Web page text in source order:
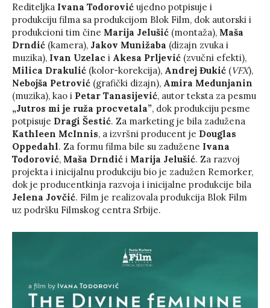
Rediteljka Ivana Todorović ujedno potpisuje i
produkciju filma sa produkcijom Blok Film, dok autorski i
produkcioni tim čine Marija Jelušić (montaža), Maša
Drndić (kamera), Jakov Munižaba (dizajn zvuka i
muzika), Ivan Uzelac i Akesa Prljević (zvučni efekti),
Milica Drakulić (kolor-korekcija), Andrej Đukić (VFX),
Nebojša Petrović (grafički dizajn), Amira Medunjanin
(muzika), kao i Petar Tanasijević, autor teksta za pesmu
„Jutros mi je ruža procvetala”, dok produkciju pesme
potpisuje Dragi Šestić. Za marketing je bila zadužena
Kathleen McInnis, a izvršni producent je Douglas
Oppedahl. Za formu filma bile su zadužene Ivana
Todorović, Maša Drndić i Marija Jelušić. Za razvoj
projekta i inicijalnu produkciju bio je zadužen Remorker,
dok je producentkinja razvoja i inicijalne produkcije bila
Jelena Jovčić. Film je realizovala produkcija Blok Film
uz podršku Filmskog centra Srbije.